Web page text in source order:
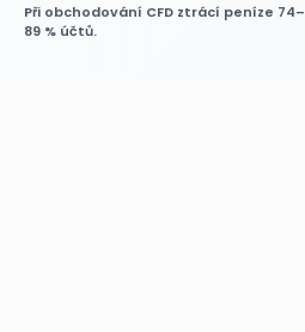
Při obchodování CFD ztrácí peníze 74–
89 % účtů.